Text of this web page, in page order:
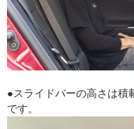
●スライドバーの高さは積
です。